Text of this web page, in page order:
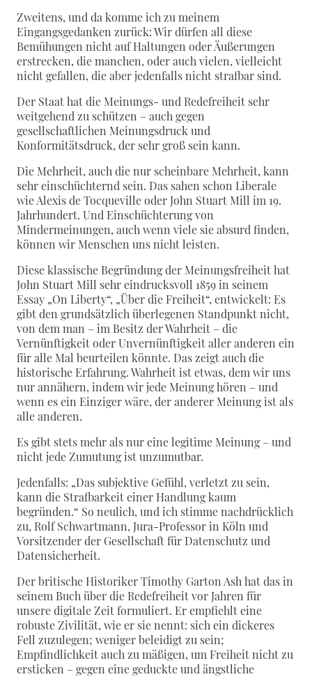
Zweitens, und da komme ich zu meinem
Eingangsgedanken zurück: Wir dürfen all diese
Bemühungen nicht auf Haltungen oder Äußerungen
erstrecken, die manchen, oder auch vielen, vielleicht
nicht gefallen, die aber jedenfalls nicht strafbar sind.
Der Staat hat die Meinungs- und Redefreiheit sehr
weitgehend zu schützen – auch gegen
gesellschaftlichen Meinungsdruck und
Konformitätsdruck, der sehr groß sein kann.
Die Mehrheit, auch die nur scheinbare Mehrheit, kann
sehr einschüchternd sein. Das sahen schon Liberale
wie Alexis de Tocqueville oder John Stuart Mill im 19.
Jahrhundert. Und Einschüchterung von
Mindermeinungen, auch wenn viele sie absurd finden,
können wir Menschen uns nicht leisten.
Diese klassische Begründung der Meinungsfreiheit hat
John Stuart Mill sehr eindrucksvoll 1859 in seinem
Essay „On Liberty“, „Über die Freiheit“, entwickelt: Es
gibt den grundsätzlich überlegenen Standpunkt nicht,
von dem man – im Besitz der Wahrheit – die
Vernünftigkeit oder Unvernünftigkeit aller anderen ein
für alle Mal beurteilen könnte. Das zeigt auch die
historische Erfahrung. Wahrheit ist etwas, dem wir uns
nur annähern, indem wir jede Meinung hören – und
wenn es ein Einziger wäre, der anderer Meinung ist als
alle anderen.
Es gibt stets mehr als nur eine legitime Meinung – und
nicht jede Zumutung ist unzumutbar.
Jedenfalls: „Das subjektive Gefühl, verletzt zu sein,
kann die Strafbarkeit einer Handlung kaum
begründen.“ So neulich, und ich stimme nachdrücklich
zu, Rolf Schwartmann, Jura-Professor in Köln und
Vorsitzender der Gesellschaft für Datenschutz und
Datensicherheit.
Der britische Historiker Timothy Garton Ash hat das in
seinem Buch über die Redefreiheit vor Jahren für
unsere digitale Zeit formuliert. Er empfiehlt eine
robuste Zivilität, wie er sie nennt: sich ein dickeres
Fell zuzulegen; weniger beleidigt zu sein;
Empfindlichkeit auch zu mäßigen, um Freiheit nicht zu
ersticken – gegen eine geduckte und ängstliche